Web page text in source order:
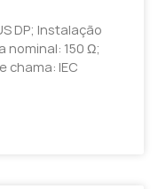
DP; Instalação
nominal: 150 Ω;
chama: IEC